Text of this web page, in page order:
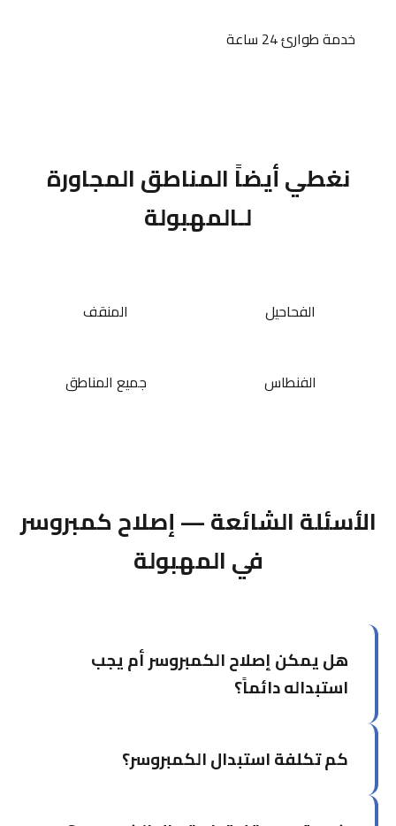
خدمة طوارئ 24 ساعة
نغطي أيضاً المناطق المجاورة
لـالمهبولة
الفحاحيل المنقف
الفنطاس جميع المناطق
الأسئلة الشائعة — إصلاح كمبروسر
في المهبولة
هل يمكن إصلاح الكمبروسر أم يجب
استبداله دائماً؟
دارة الحماية يمكن إصلاحها. لكن إذا كان الكمبروسر
كم تكلفة استبدال الكمبروسر؟